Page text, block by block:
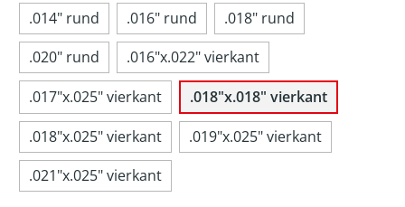
.014" rund .016" rund
.018" rund
.020" rund
.016"x.022" vierkant
.017"x.025" vierkant
.018"x.018" vierkant
.018"x.025" vierkant
.019"x.025" vierkant
.021"x.025" vierkant